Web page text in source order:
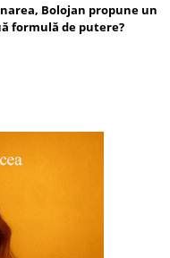
Bolojan propune un
formulă de putere?